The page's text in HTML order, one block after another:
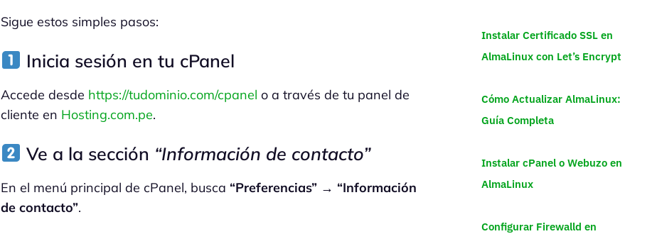
Sigue estos simples pasos:
Inicia sesión en tu cPanel
Accede desde https://tudominio.com/cpanel o a través de tu panel de
cliente en Hosting.com.pe.
Ve a la sección “Información de contacto”
En el menú principal de cPanel, busca “Preferencias” → “Información
de contacto”.
Instalar Certificado SSL en
AlmaLinux con Let’s Encrypt
Cómo Actualizar AlmaLinux:
Guía Completa
Instalar cPanel o Webuzo en
AlmaLinux
Configurar Firewalld en